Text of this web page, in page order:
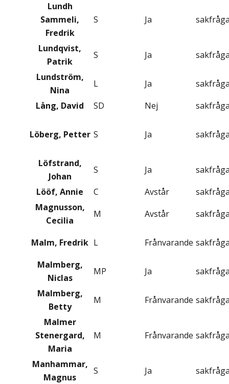
Lundh
Sammeli,
Fredrik
S Ja
Lundqvist,
Patrik
S Ja
Lundström,
Nina
L Ja
Lång, David
SD Nej
Löberg, Petter S Ja
Löfstrand,
Johan
S Ja
Lööf, Annie
C Avstår
Magnusson,
Cecilia
M Avstår
Malm, Fredrik L Frånvarande
Malmberg,
Niclas
MP Ja
Malmberg,
Betty
M Frånvarande
Malmer
Stenergard,
Maria
M Frånvarande
Manhammar,
Magnus
S Ja